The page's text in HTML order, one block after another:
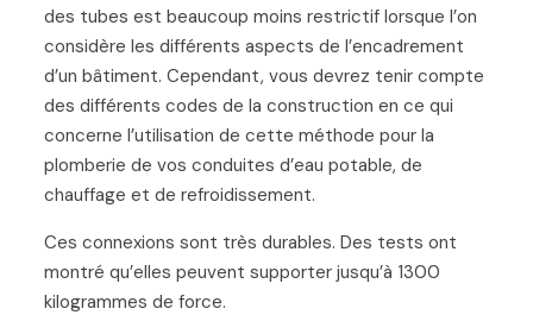
des tubes est beaucoup moins restrictif lorsque l’on
considère les différents aspects de l’encadrement
d’un bâtiment. Cependant, vous devrez tenir compte
des différents codes de la construction en ce qui
concerne l’utilisation de cette méthode pour la
plomberie de vos conduites d’eau potable, de
chauffage et de refroidissement.
Ces connexions sont très durables. Des tests ont
montré qu’elles peuvent supporter jusqu’à 1300
kilogrammes de force.